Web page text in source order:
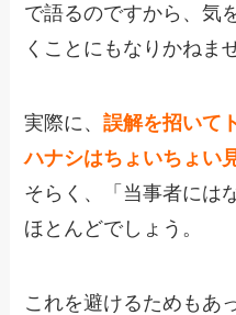
で語るのですから、気
くことにもなりかねま
実際に、誤解を招いて
ハナシはちょいちょい
そらく、「当事者には
ほとんどでしょう。
これを避けるためもあ